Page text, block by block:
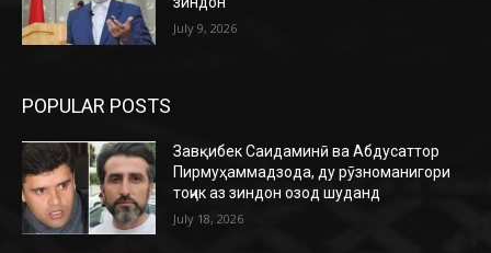
July 9, 2026
POPULAR POSTS
Завқибек Саидаминӣ ва Абдусаттор
Пирмуҳаммадзода, ду рӯзноманигори
тоҷик аз зиндон озод шуданд
July 18, 2026